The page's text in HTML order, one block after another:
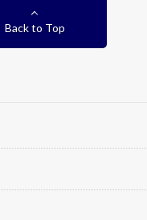
Back to Top